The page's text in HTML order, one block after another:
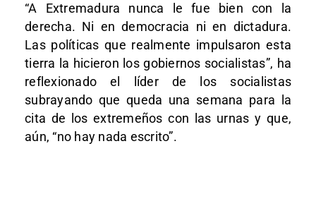
“A Extremadura nunca le fue bien con la
derecha. Ni en democracia ni en dictadura.
Las políticas que realmente impulsaron esta
tierra la hicieron los gobiernos socialistas”, ha
reflexionado el líder de los socialistas
subrayando que queda una semana para la
cita de los extremeños con las urnas y que,
aún, “no hay nada escrito”.